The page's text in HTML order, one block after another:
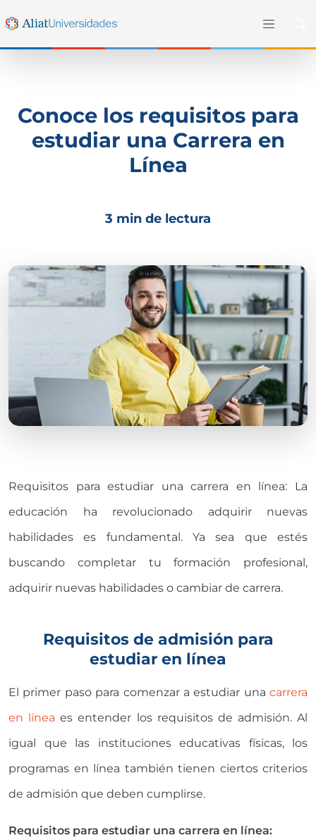
Conoce los requisitos para
estudiar una Carrera en
Línea
3 min de lectura
Requisitos para estudiar una carrera en línea: La
educación ha revolucionado adquirir nuevas
habilidades es fundamental. Ya sea que estés
buscando completar tu formación profesional,
adquirir nuevas habilidades o cambiar de carrera.
Requisitos de admisión para
estudiar en línea
El primer paso para comenzar a estudiar una carrera
en línea es entender los requisitos de admisión. Al
igual que las instituciones educativas físicas, los
programas en línea también tienen ciertos criterios
de admisión que deben cumplirse.
Requisitos para estudiar una carrera en línea: